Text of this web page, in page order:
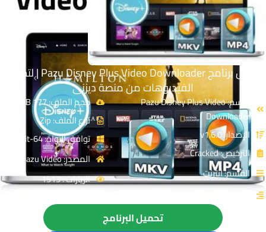
تحميل برنامج Pazu Disney Plus Video Downloader | لتحميل
الفيديوهات من منصة ديزنى
الاسم: Pazu Disney Plus Video
Downloader
الإصدار: v1.6.0
الترخيص: Cracked
القسم: انترنت
حجم الملف: 177 MB
نوع الملف: Zip
توافق النواة: 64-Bit
المصدر: Pazu Video
الزيارات : 1513
تحميل البرنامج